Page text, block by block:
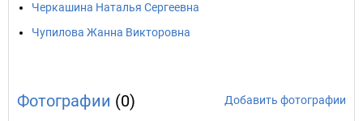
Черкашина Наталья Сергеевна
Чупилова Жанна Викторовна
Фотографии (0) Добавить фотографии